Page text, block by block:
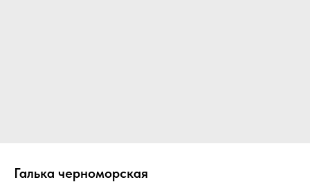
Галька черноморская